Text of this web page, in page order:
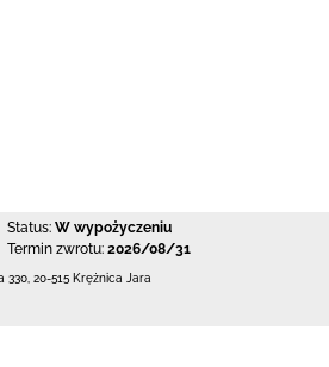
Status: W wypożyczeniu
Termin zwrotu: 2026/08/31
330 20-515 Krężnica Jara